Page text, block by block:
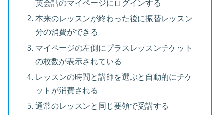
英会話のマイページにログインする
本来のレッスンが終わった後に振替レッスン
分の消費ができる
マイページの左側にプラスレッスンチケット
の枚数が表示されている
レッスンの時間と講師を選ぶと自動的にチケ
ットが消費される
通常のレッスンと同じ要領で受講する